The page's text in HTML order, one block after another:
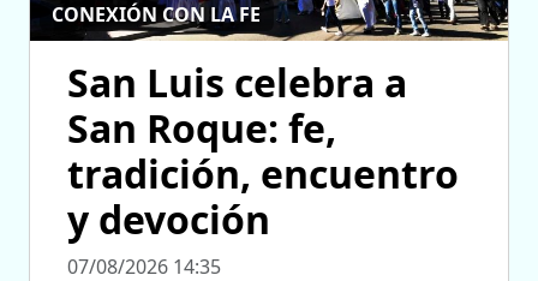
CONEXIÓN CON LA FE
San Luis celebra a
San Roque: fe,
tradición, encuentro
y devoción
07/08/2026 14:35